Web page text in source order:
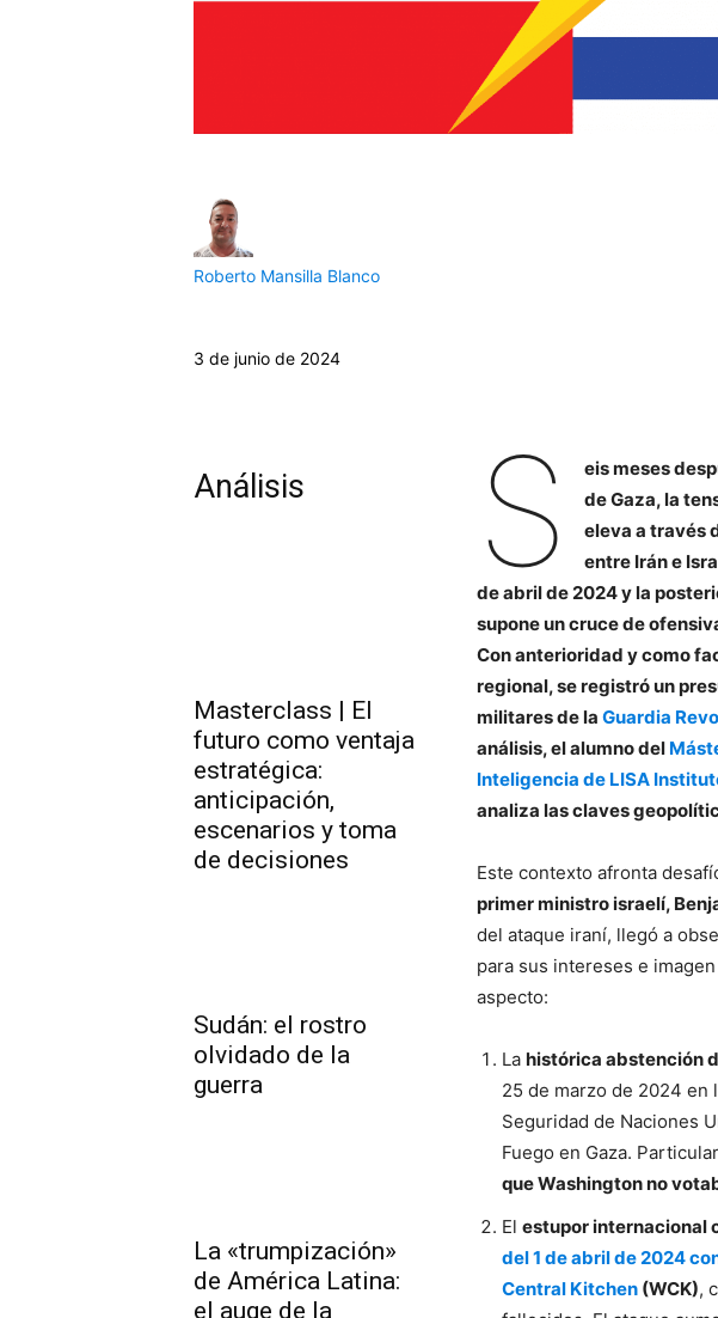
Roberto Mansilla Blanco
3 de junio de 2024
Análisis
Masterclass | El
futuro como ventaja
estratégica:
anticipación,
escenarios y toma
de decisiones
Sudán: el rostro
olvidado de la
guerra
La «trumpización»
de América Latina:
el auge de la
S
eis meses
de Gaza, la
eleva a través
entre Irán e
de abril de 2024 y la
supone un cruce de
Con anterioridad y como
regional, se registró un
militares de laGuardia
análisis, el alumno del
Inteligencia de LISA
analiza las claves
Este contexto afronta
primer ministro israelí,
del ataque iraní, llegó a
para sus intereses e
aspecto:
Lahistórica abstención
25 de marzo de 2024 en
Seguridad de Naciones
Fuego en Gaza.
que Washington no
Elestupor internacional
del 1 de abril de 2024
Central Kitchen (WCK),